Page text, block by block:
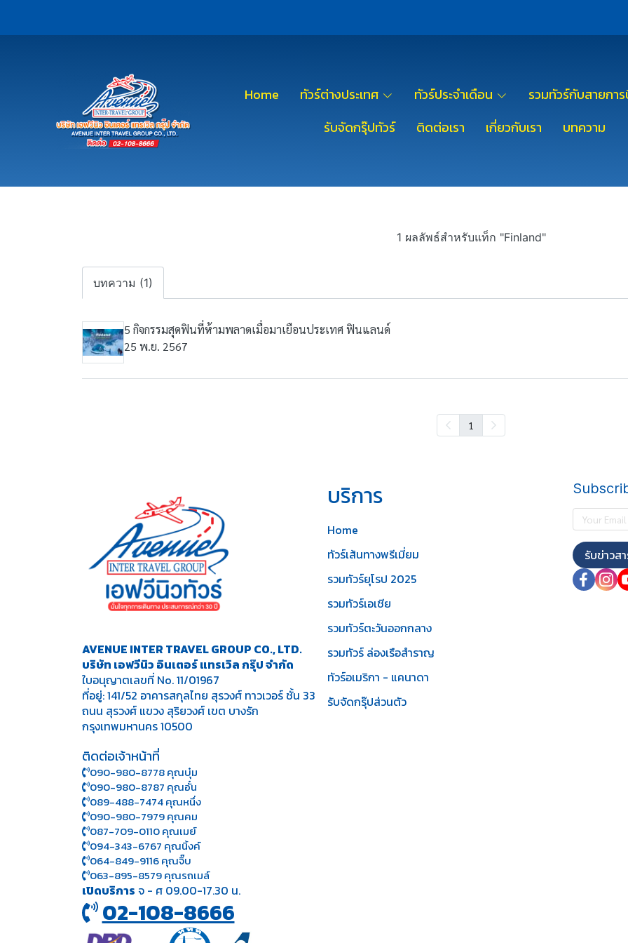
Home ทัวร์ต่างประเทศ ทัวร์ประจำเดือน
รวมทัวร์กับสายกา
รับจัดกรุ๊ปทัวร์
ติดต่อเรา เกี่ยวกับเรา บทความ
1 ผลลัพธ์สำหรับแท็ก "Finland"
บทความ (1)
5 กิจกรรมสุดฟินที่ห้ามพลาดเมื่อมาเยือนประเทศ ฟินแลนด์
25 พ.ย. 2567
1
AVENUE INTER TRAVEL GROUP CO., LTD.
บริษัท เอฟวีนิว อินเตอร์ แทรเวิล กรุ๊ป จำกัด
ใบอนุญาตเลขที่ No. 11/01967
ที่อยู่: 141/52 อาคารสกุลไทย สุรวงศ์ ทาวเวอร์ ชั้น 33
ถนน สุรวงศ์ แขวง สุริยวงศ์ เขต บางรัก
กรุงเทพมหานคร 10500
ติดต่อเจ้าหน้าที่
090-980-8778 คุณบุ๋ม
090-980-8787 คุณอั๋น
089-488-7474 คุณหนึ่ง
090-980-7979 คุณคม
087-709-0110 คุณเมย์
094-343-6767 คุณนิ้งค์
064-849-9116 คุณจิ๊บ
063-895-8 579คุณรถเมล์
เปิดบริการ จ - ศ 09.00-17.30 น.
02-108-8666
บริการ
Home
ทัวร์เส้นทางพรีเมี่ยม
รวมทัวร์ยุโรป 2025
รวมทัวร์เอเชีย
รวมทัวร์ตะวันออกกลาง
รวมทัวร์ ล่องเรือสำราญ
ทัวร์อเมริกา - แคนาดา
รับจัดกรุ๊ปส่วนตัว
รับข่าวส